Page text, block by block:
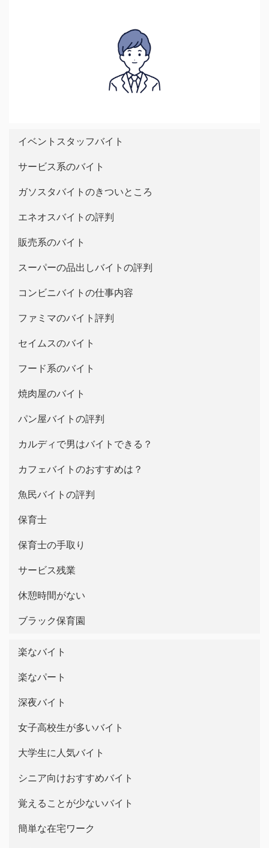
イベントスタッフバイト
サービス系のバイト
ガソスタバイトのきついところ
エネオスバイトの評判
販売系のバイト
スーパーの品出しバイトの評判
コンビニバイトの仕事内容
ファミマのバイト評判
セイムスのバイト
フード系のバイト
焼肉屋のバイト
パン屋バイトの評判
カルディで男はバイトできる？
カフェバイトのおすすめは？
魚民バイトの評判
保育士
保育士の手取り
サービス残業
休憩時間がない
ブラック保育園
楽なバイト
楽なパート
深夜バイト
女子高校生が多いバイト
大学生に人気バイト
シニア向けおすすめバイト
覚えることが少ないバイト
簡単な在宅ワーク